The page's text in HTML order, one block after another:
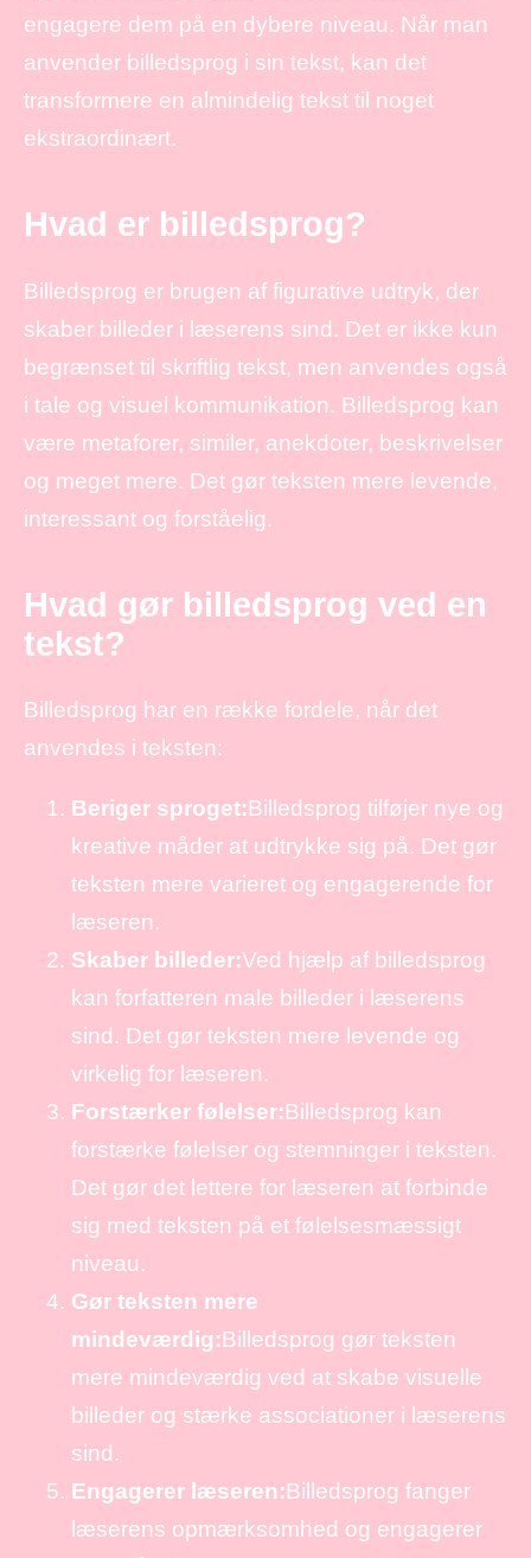
engagere dem på en dybere niveau. Når man
anvender billedsprog i sin tekst, kan det
transformere en almindelig tekst til noget
ekstraordinært.
Hvad er billedsprog?
Billedsprog er brugen af figurative udtryk, der
skaber billeder i læserens sind. Det er ikke kun
begrænset til skriftlig tekst, men anvendes også
i tale og visuel kommunikation. Billedsprog kan
være metaforer, similer, anekdoter, beskrivelser
og meget mere. Det gør teksten mere levende,
interessant og forståelig.
Hvad gør billedsprog ved en
tekst?
Billedsprog har en række fordele, når det
anvendes i teksten:
Beriger sproget:Billedsprog tilføjer nye og
kreative måder at udtrykke sig på. Det gør
teksten mere varieret og engagerende for
læseren.
Skaber billeder:Ved hjælp af billedsprog
kan forfatteren male billeder i læserens
sind. Det gør teksten mere levende og
virkelig for læseren.
Forstærker følelser:Billedsprog kan
forstærke følelser og stemninger i teksten.
Det gør det lettere for læseren at forbinde
sig med teksten på et følelsesmæssigt
niveau.
Gør teksten mere
mindeværdig:Billedsprog gør teksten
mere mindeværdig ved at skabe visuelle
billeder og stærke associationer i læserens
sind.
Engagerer læseren:Billedsprog fanger
læserens opmærksomhed og engagerer